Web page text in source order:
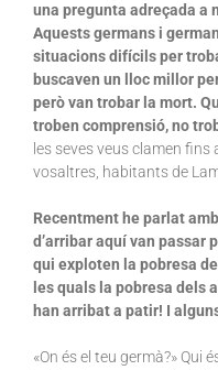
una pregunta adreçada a
Aquests germans i
situacions difícils per
buscaven un lloc millor
però van trobar la mort.
troben comprensió, no
les seves veus clamen fins
vosaltres, habitants de
Recentment he parlat
d’arribar aquí van passar
qui exploten la pobresa
les quals la pobresa dels
han arribat a patir! I
«On és el teu germà?» Qui